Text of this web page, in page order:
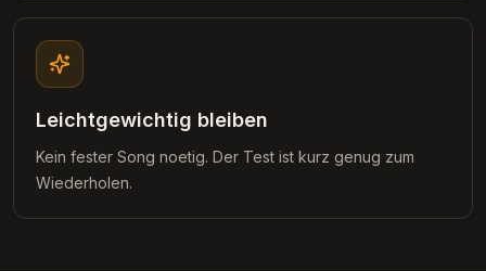
Leichtgewichtig bleiben
Kein fester Song noetig. Der Test ist kurz genug zum
Wiederholen.